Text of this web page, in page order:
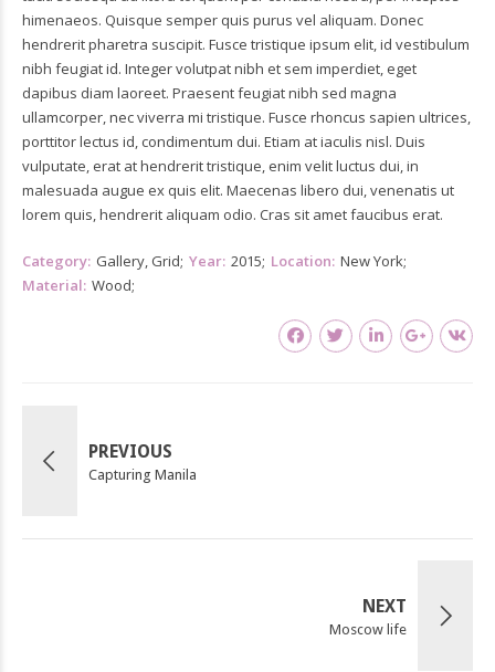
himenaeos. Quisque semper quis purus vel aliquam. Donec
hendrerit pharetra suscipit. Fusce tristique ipsum elit, id vestibulum
nibh feugiat id. Integer volutpat nibh et sem imperdiet, eget
dapibus diam laoreet. Praesent feugiat nibh sed magna
ullamcorper, nec viverra mi tristique. Fusce rhoncus sapien ultrices,
porttitor lectus id, condimentum dui. Etiam at iaculis nisl. Duis
vulputate, erat at hendrerit tristique, enim velit luctus dui, in
malesuada augue ex quis elit. Maecenas libero dui, venenatis ut
lorem quis, hendrerit aliquam odio. Cras sit amet faucibus erat.
Category Gallery, Grid Year 2015 Location New York
Material Wood
PREVIOUS
Capturing Manila
NEXT
Moscow life